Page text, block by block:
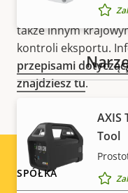
AXIS
Tool
unijnym przepisom
także innym
kontroli eksportu.
przepisami
znajdziesz tu.
Footer
SPÓŁKA